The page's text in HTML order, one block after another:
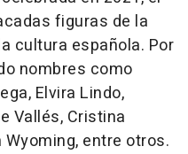
figuras de la
cultura española. Por
nombres como
Elvira Lindo,
Vallés, Cristina
Wyoming, entre otros.